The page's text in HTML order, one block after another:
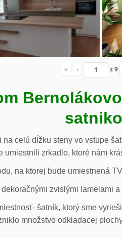
« ‹ z9
Bernolákovo
celú dĺžku steny vo vstupe
umiestnili zrkadlo, ktoré nám
na ktorej bude umiestnená
zvislými lamelami
šatník, ktorý sme
množstvo odkladacej